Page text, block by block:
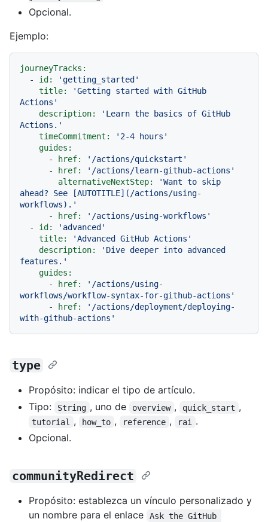
Opcional.
Ejemplo:
journeyTracks:
-
id:
'getting_started'
title:
'Getting started with GitHub
Actions'
description:
'Learn the basics of GitHub
Actions.'
timeCommitment:
'2-4 hours'
guides:
-
href:
'/actions/quickstart'
-
href:
'/actions/learn-github-actions'
alternativeNextStep:
'Want to skip
ahead? See [AUTOTITLE](/actions/using-
workflows).'
-
href:
'/actions/using-workflows'
-
id:
'advanced'
title:
'Advanced GitHub Actions'
description:
'Dive deeper into advanced
features.'
guides:
-
href:
'/actions/using-
workflows/workflow-syntax-for-github-actions'
-
href:
'/actions/deployment/deploying-
with-github-actions'
type
Propósito: indicar el tipo de artículo.
Tipo:
String , uno de overview , quick_start ,
tutorial , how_to , reference , rai
.
Opcional.
communityRedirect
Propósito: establezca un vínculo personalizado y
un nombre para el enlace
Ask the GitHub